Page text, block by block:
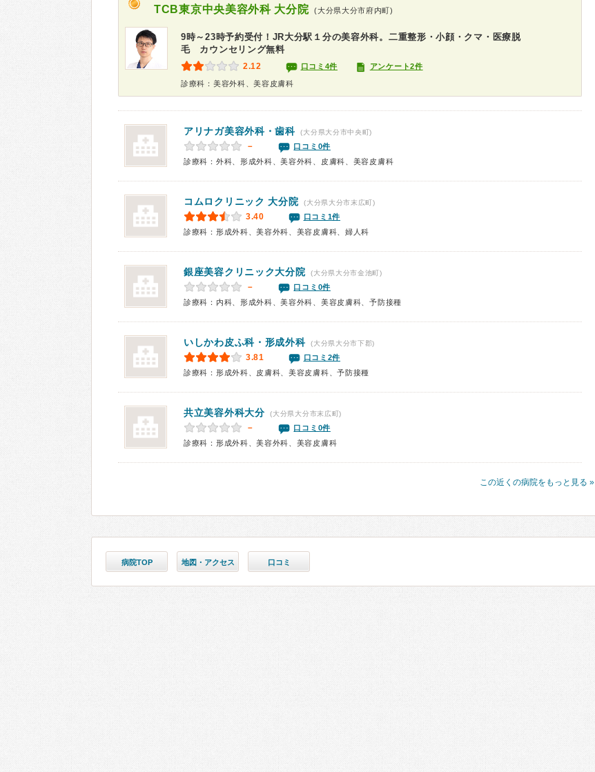
TCB東京中央美容外科 大分院 (大分県大分市府内町)
9時～23時予約受付！JR大分駅１分の美容外科。二重整形・小顔・クマ・医療脱
毛 カウンセリング無料
2.12 口コミ4件 アンケート2件
診療科：美容外科、美容皮膚科
アリナガ美容外科・歯科 (大分県大分市中央町)
－
口コミ0件
診療科：外科、形成外科、美容外科、皮膚科、美容皮膚科
コムロクリニック 大分院 (大分県大分市末広町)
3.40
口コミ1件
診療科：形成外科、美容外科、美容皮膚科、婦人科
銀座美容クリニック大分院 (大分県大分市金池町)
－
口コミ0件
診療科：内科、形成外科、美容外科、美容皮膚科、予防接種
いしかわ皮ふ科・形成外科 (大分県大分市下郡)
3.81
口コミ2件
診療科：形成外科、皮膚科、美容皮膚科、予防接種
共立美容外科大分 (大分県大分市末広町)
－
口コミ0件
診療科：形成外科、美容外科、美容皮膚科
この近くの病院をもっと見る »
病院TOP 地図・アクセス 口コミ